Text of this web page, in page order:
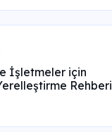
İşletmeler için
Rehberi